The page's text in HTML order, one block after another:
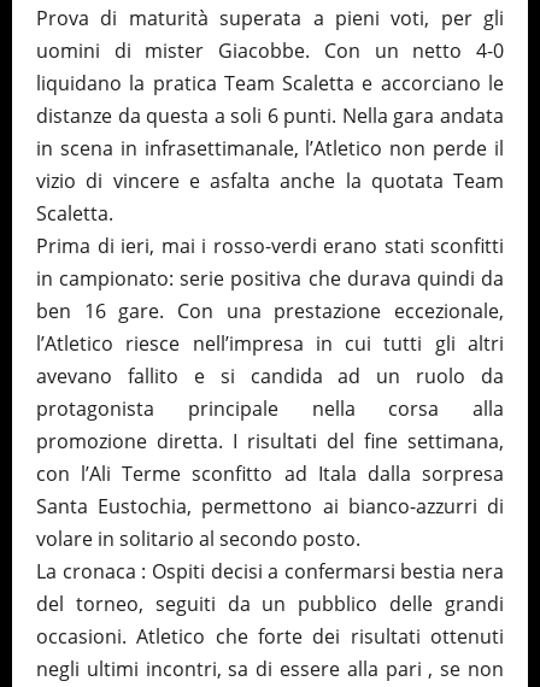
Prova di maturità superata a pieni voti, per gli
uomini di mister Giacobbe. Con un netto 4-0
liquidano la pratica Team Scaletta e accorciano le
distanze da questa a soli 6 punti. Nella gara andata
in scena in infrasettimanale, l’Atletico non perde il
vizio di vincere e asfalta anche la quotata Team
Scaletta.
Prima di ieri, mai i rosso-verdi erano stati sconfitti
in campionato: serie positiva che durava quindi da
ben 16 gare. Con una prestazione eccezionale,
l’Atletico riesce nell’impresa in cui tutti gli altri
avevano fallito e si candida ad un ruolo da
protagonista principale nella corsa alla
promozione diretta. I risultati del fine settimana,
con l’Ali Terme sconfitto ad Itala dalla sorpresa
Santa Eustochia, permettono ai bianco-azzurri di
volare in solitario al secondo posto.
La cronaca : Ospiti decisi a confermarsi bestia nera
del torneo, seguiti da un pubblico delle grandi
occasioni. Atletico che forte dei risultati ottenuti
negli ultimi incontri, sa di essere alla pari , se non